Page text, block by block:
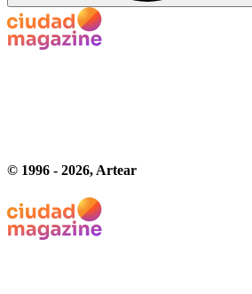
© 1996 - 2026, Artear